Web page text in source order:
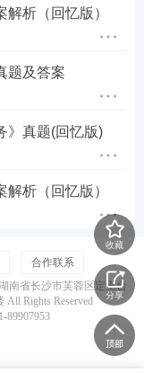
析（回忆版）
题及答案
》真题(回忆版)
析（回忆版）
收藏
分享
合作联系
南省长沙市芙蓉区定王台
Rights Reserved
89907953